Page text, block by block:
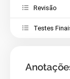
Revisão
Testes